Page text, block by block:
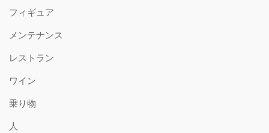
フィギュア
メンテナンス
レストラン
ワイン
乗り物
人